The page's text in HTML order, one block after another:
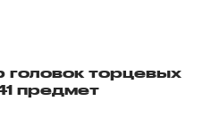
головок торцевых
предмет